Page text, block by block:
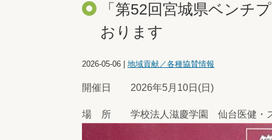
「第52回宮城県ベンチ
おります
2026-05-06 地域貢献／各種協賛情報
開催日 2026年5月10日(日)
場 所 学校法人滋慶学園 仙台医健・ス